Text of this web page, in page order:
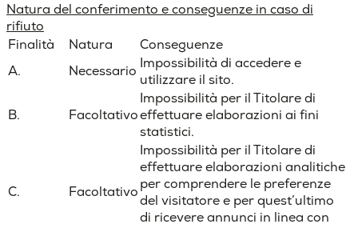
Natura del conferimento e conseguenze in caso di
rifiuto
Finalità
Natura
Conseguenze
A.
Necessario Impossibilità di accedere e
utilizzare il sito.
B. Facoltativo
Impossibilità per il Titolare di
effettuare elaborazioni ai fini
statistici.
C. Facoltativo
Impossibilità per il Titolare di
effettuare elaborazioni analitiche
per comprendere le preferenze
del visitatore e per quest’ultimo
di ricevere annunci in linea con